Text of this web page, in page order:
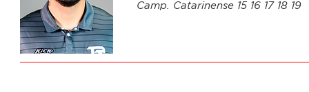
Camp. Catarinense 15 16 17 18 19